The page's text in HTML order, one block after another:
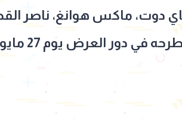
دوت، ماكس هوانغ، ناصر
دور العرض يوم 27 مايو 2026.